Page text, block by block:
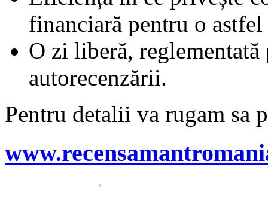
financiară pentru o
O zi liberă,
autorecenzării.
Pentru detalii va rugam sa